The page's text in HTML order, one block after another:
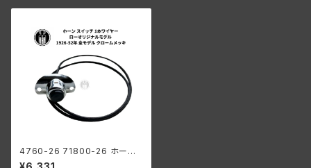
4760-26 71800-26 ホーン
スイッチ 1本ワイヤー ローオリ